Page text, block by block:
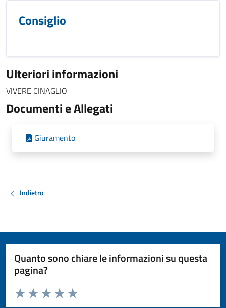
Consiglio
Ulteriori informazioni
VIVERE CINAGLIO
Documenti e Allegati
Giuramento
Indietro
Quanto sono chiare le informazioni su questa
pagina?
Valuta da 1 a 5 stelle la pagina
Valuta 5 stelle su 5
Valuta 4 stelle su 5
Valuta 3 stelle su 5
Valuta 2 stelle su 5
Valuta 1 stelle su 5